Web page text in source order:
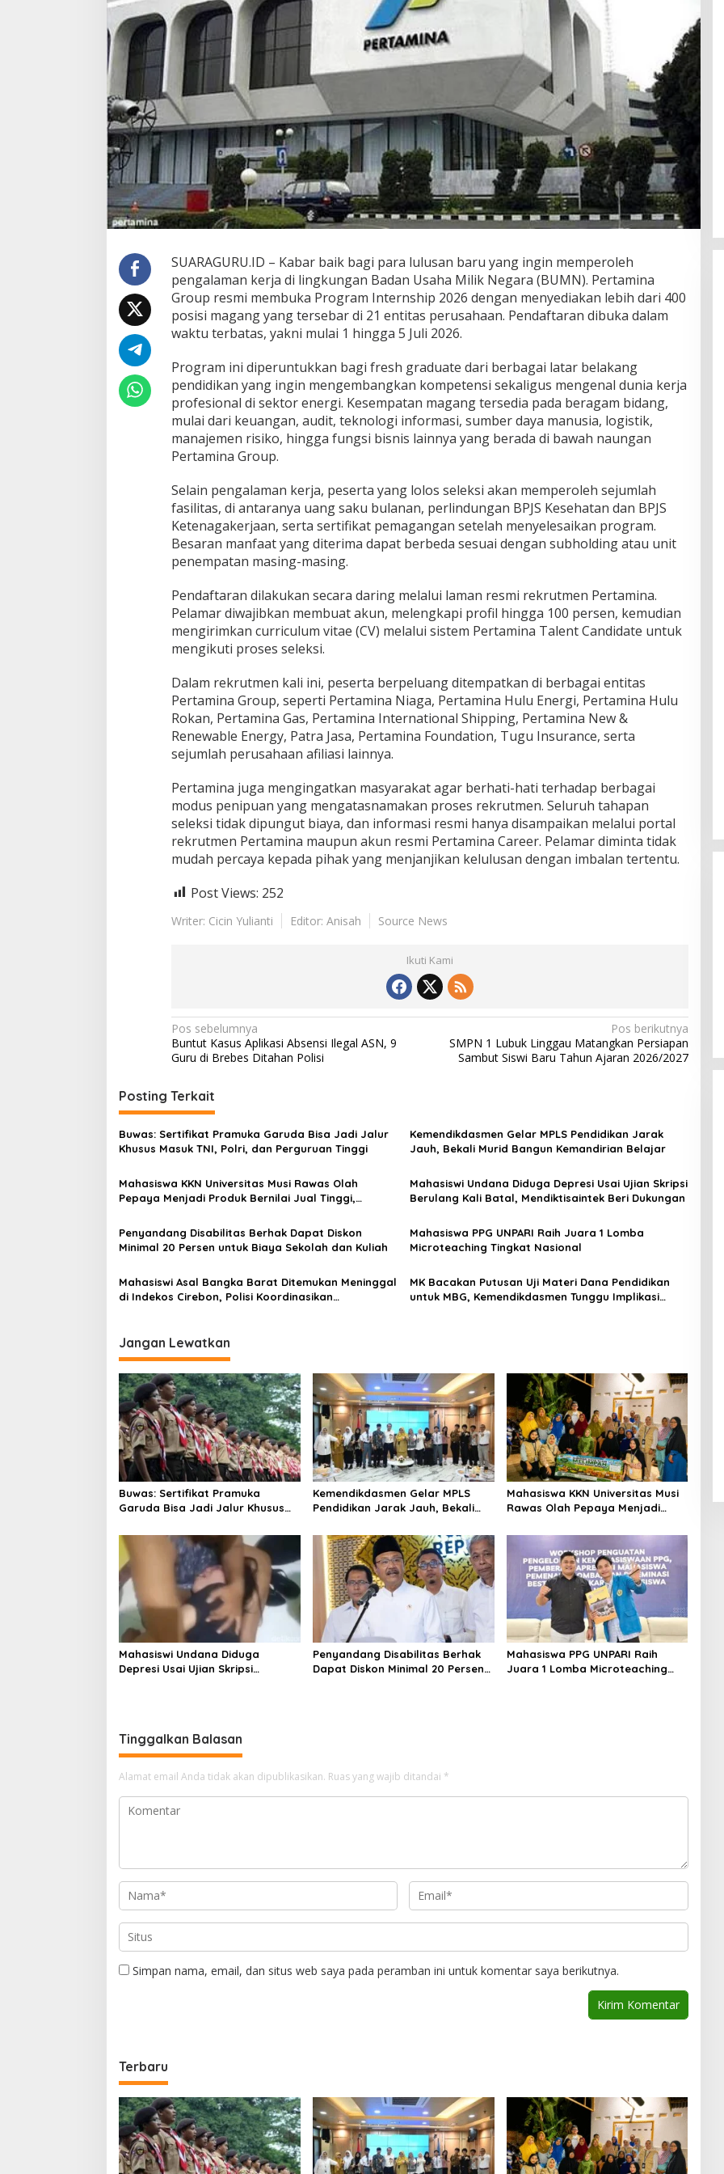
r
r
m
M
a
g
a
n
g
2
0
2
6
S
e
d
i
a
k
n
L
e
b
i
h
d
i
4
0
0
o
i
s
i
a
i
F
r
s
h
a
d
u
a
t
SUARAGURU.ID – Kabar baik bagi para lulusan baru yang ingin memperoleh
pengalaman kerja di lingkungan Badan Usaha Milik Negara (BUMN). Pertamina
Group resmi membuka Program Internship 2026 dengan menyediakan lebih dari 400
posisi magang yang tersebar di 21 entitas perusahaan. Pendaftaran dibuka dalam
waktu terbatas, yakni mulai 1 hingga 5 Juli 2026.
Program ini diperuntukkan bagi fresh graduate dari berbagai latar belakang
pendidikan yang ingin mengembangkan kompetensi sekaligus mengenal dunia kerja
profesional di sektor energi. Kesempatan magang tersedia pada beragam bidang,
mulai dari keuangan, audit, teknologi informasi, sumber daya manusia, logistik,
manajemen risiko, hingga fungsi bisnis lainnya yang berada di bawah naungan
Pertamina Group.
Selain pengalaman kerja, peserta yang lolos seleksi akan memperoleh sejumlah
fasilitas, di antaranya uang saku bulanan, perlindungan BPJS Kesehatan dan BPJS
Ketenagakerjaan, serta sertifikat pemagangan setelah menyelesaikan program.
Besaran manfaat yang diterima dapat berbeda sesuai dengan subholding atau unit
penempatan masing-masing.
Pendaftaran dilakukan secara daring melalui laman resmi rekrutmen Pertamina.
Pelamar diwajibkan membuat akun, melengkapi profil hingga 100 persen, kemudian
mengirimkan curriculum vitae (CV) melalui sistem Pertamina Talent Candidate untuk
mengikuti proses seleksi.
Dalam rekrutmen kali ini, peserta berpeluang ditempatkan di berbagai entitas
Pertamina Group, seperti Pertamina Niaga, Pertamina Hulu Energi, Pertamina Hulu
Rokan, Pertamina Gas, Pertamina International Shipping, Pertamina New &
Renewable Energy, Patra Jasa, Pertamina Foundation, Tugu Insurance, serta
sejumlah perusahaan afiliasi lainnya.
Pertamina juga mengingatkan masyarakat agar berhati-hati terhadap berbagai
modus penipuan yang mengatasnamakan proses rekrutmen. Seluruh tahapan
seleksi tidak dipungut biaya, dan informasi resmi hanya disampaikan melalui portal
rekrutmen Pertamina maupun akun resmi Pertamina Career. Pelamar diminta tidak
mudah percaya kepada pihak yang menjanjikan kelulusan dengan imbalan tertentu.
Post Views: 252
Writer: Cicin Yulianti Editor: Anisah Source News
Ikuti Kami
N
a
i
g
a
i
o
s
Pos sebelumnya
Buntut Kasus Aplikasi Absensi Ilegal ASN, 9
Guru di Brebes Ditahan Polisi
Pos berikutnya
SMPN 1 Lubuk Linggau Matangkan Persiapan
Sambut Siswi Baru Tahun Ajaran 2026/2027
Posting Terkait
Buwas: Sertifikat Pramuka Garuda Bisa Jadi Jalur
Khusus Masuk TNI, Polri, dan Perguruan Tinggi
Kemendikdasmen Gelar MPLS Pendidikan Jarak
Jauh, Bekali Murid Bangun Kemandirian Belajar
Mahasiswa KKN Universitas Musi Rawas Olah
Pepaya Menjadi Produk Bernilai Jual Tinggi,
Mahasiswi Undana Diduga Depresi Usai Ujian Skripsi
Berulang Kali Batal, Mendiktisaintek Beri Dukungan
Penyandang Disabilitas Berhak Dapat Diskon
Minimal 20 Persen untuk Biaya Sekolah dan Kuliah
Mahasiswa PPG UNPARI Raih Juara 1 Lomba
Microteaching Tingkat Nasional
Mahasiswi Asal Bangka Barat Ditemukan Meninggal
di Indekos Cirebon, Polisi Koordinasikan
MK Bacakan Putusan Uji Materi Dana Pendidikan
untuk MBG, Kemendikdasmen Tunggu Implikasi
Jangan Lewatkan
Buwas: Sertifikat Pramuka
Garuda Bisa Jadi Jalur Khusus
Tinggi
Kemendikdasmen Gelar MPLS
Pendidikan Jarak Jauh, Bekali
Belajar
Mahasiswa KKN Universitas Musi
Rawas Olah Pepaya Menjadi
Dorong UMKM Desa Air Satan
Mahasiswi Undana Diduga
Depresi Usai Ujian Skripsi
Penyandang Disabilitas Berhak
Dapat Diskon Minimal 20 Persen
Mahasiswa PPG UNPARI Raih
Juara 1 Lomba Microteaching
Tinggalkan Balasan
Alamat email Anda tidak akan dipublikasikan. Ruas yang wajib ditandai *
Simpan nama, email, dan situs web saya pada peramban ini untuk komentar saya berikutnya.
Terbaru